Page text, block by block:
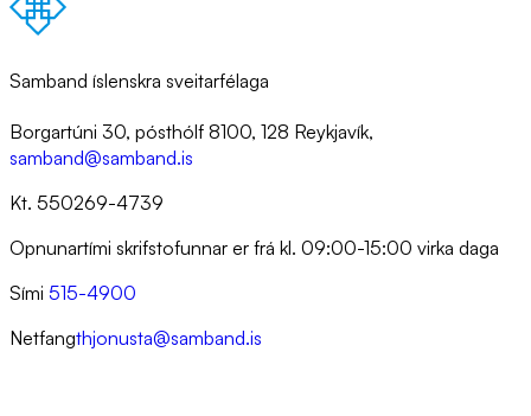
Samband íslenskra sveitarfélaga
Borgartúni 30, pósthólf 8100, 128 Reykjavík,
samband@samband.is
Kt. 550269-4739
Opnunartími skrifstofunnar er frá kl. 09:00-15:00 virka daga
Sími 515-4900
Netfangthjonusta@samband.is